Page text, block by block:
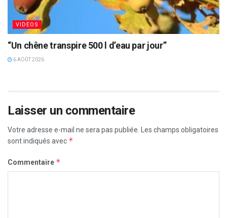
VIDEOS
“Un chêne transpire 500 l d’eau par jour”
6 AOÛT 2026
Laisser un commentaire
Votre adresse e-mail ne sera pas publiée. Les champs obligatoires
sont indiqués avec *
Commentaire *